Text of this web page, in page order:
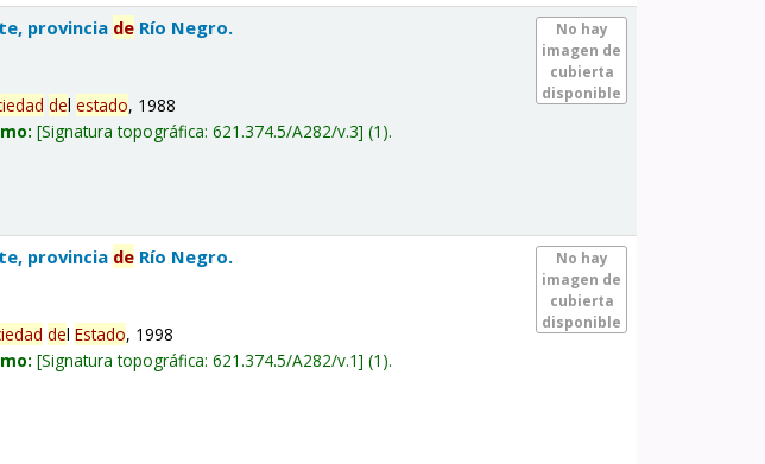
No hay
imagen de
cubierta
disponible
provincia de Río Negro.
delestado, 1988
Signatura topográfica:621.374.5/A282/v.3 (1).
No hay
imagen de
cubierta
disponible
provincia de Río Negro.
delEstado, 1998
Signatura topográfica:621.374.5/A282/v.1 (1).